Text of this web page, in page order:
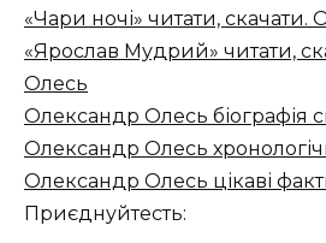
«Чари ночі» читати,
«Ярослав Мудрий» читати,
Олесь
Олександр Олесь біографія
Олександр Олесь
Олександр Олесь цікаві
Приєднуйтесть: